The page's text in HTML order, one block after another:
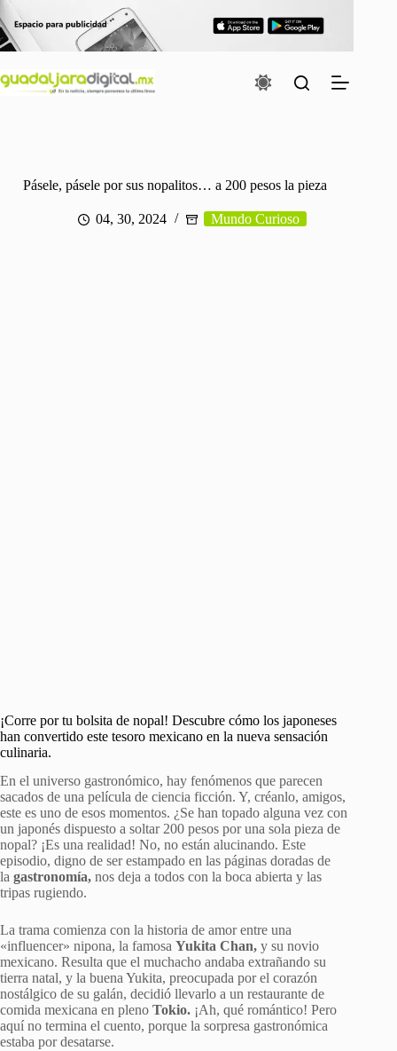
al
contenido
Pásele, pásele por sus nopalitos… a 200 pesos la pieza
04, 30, 2024 Mundo Curioso
¡Corre por tu bolsita de nopal! Descubre cómo los japoneses
han convertido este tesoro mexicano en la nueva sensación
culinaria.
En el universo gastronómico, hay fenómenos que parecen
sacados de una película de ciencia ficción. Y, créanlo, amigos,
este es uno de esos momentos. ¿Se han topado alguna vez con
un japonés dispuesto a soltar 200 pesos por una sola pieza de
nopal? ¡Es una realidad! No, no están alucinando. Este
episodio, digno de ser estampado en las páginas doradas de
la gastronomía, nos deja a todos con la boca abierta y las
tripas rugiendo.
La trama comienza con la historia de amor entre una
«influencer» nipona, la famosa Yukita Chan, y su novio
mexicano. Resulta que el muchacho andaba extrañando su
tierra natal, y la buena Yukita, preocupada por el corazón
nostálgico de su galán, decidió llevarlo a un restaurante de
comida mexicana en pleno Tokio. ¡Ah, qué romántico! Pero
aquí no termina el cuento, porque la sorpresa gastronómica
estaba por desatarse.